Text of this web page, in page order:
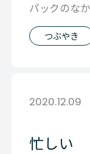
パックのな
りに 水浸し
つぶやき
2020.12.09
忙しい